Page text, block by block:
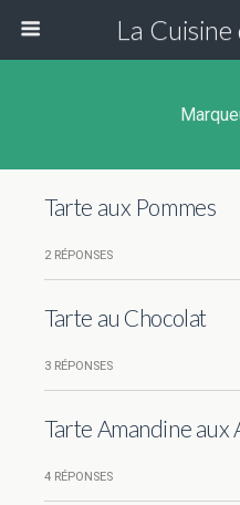
La
Tarte aux Pommes
2 RÉPONSES
Tarte au Chocolat
3 RÉPONSES
Tarte Amandine aux
4 RÉPONSES